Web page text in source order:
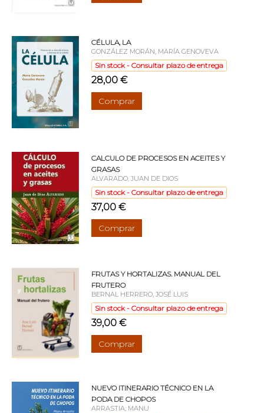
CÉLULA, LA
GONZÁLEZ MORÁN, MARÍA GENOVEVA
Sin stock - Consultar plazo de entrega
28,00 €
Comprar
CALCULO DE PROCESOS EN ACEITES Y
GRASAS
ALVARADO, JUAN DE DIOS
Sin stock - Consultar plazo de entrega
37,00 €
Comprar
FRUTAS Y HORTALIZAS. MANUAL DEL
FRUTERO
BERNAL HERRERO, JOSÉ LUIS
Sin stock - Consultar plazo de entrega
39,00 €
Comprar
NUEVO ITINERARIO TÉCNICO EN LA
PODA DE CHOPOS
ARRASTIA, MANU